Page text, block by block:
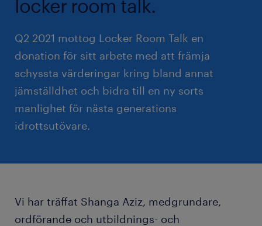
locker room talk.
Q2 2021 mottog Locker Room Talk en
donation för sitt arbete med att främja
schyssta värderingar kring bland annat
jämställdhet och bidra till en ny sorts
manlighet för nästa generations
idrottsutövare.
Vi har träffat Shanga Aziz, medgrundare,
ordförande och utbildnings- och